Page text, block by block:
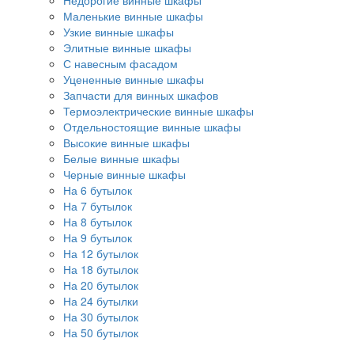
Маленькие винные шкафы
Узкие винные шкафы
Элитные винные шкафы
С навесным фасадом
Уцененные винные шкафы
Запчасти для винных шкафов
Термоэлектрические винные шкафы
Отдельностоящие винные шкафы
Высокие винные шкафы
Белые винные шкафы
Черные винные шкафы
На 6 бутылок
На 7 бутылок
На 8 бутылок
На 9 бутылок
На 12 бутылок
На 18 бутылок
На 20 бутылок
На 24 бутылки
На 30 бутылок
На 50 бутылок